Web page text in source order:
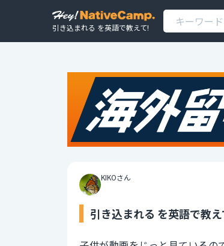
引き込まれる を英語で教えて!
KIKOさん
引き込まれる を英語で教